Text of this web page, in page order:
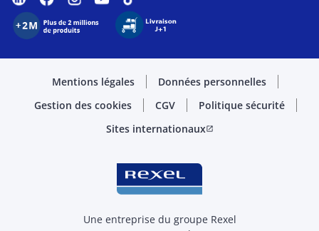
Mentions légales
Données personnelles
Gestion des cookies
CGV
Politique sécurité
Sites internationauxopen_in_new
Une entreprise du groupe Rexel